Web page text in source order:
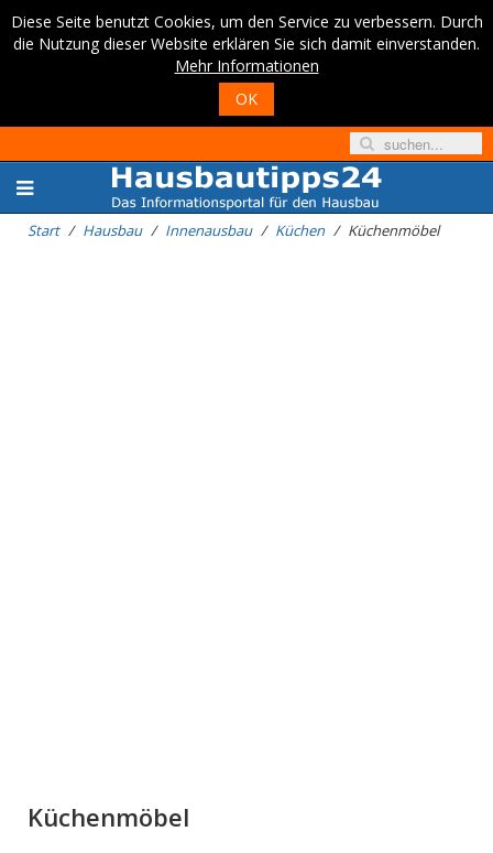
Diese Seite benutzt Cookies, um den Service zu verbessern. Durch
die Nutzung dieser Website erklären Sie sich damit einverstanden.
Mehr Informationen
OK
Start Hausbau Innenausbau Küchen Küchenmöbel
Küchenmöbel